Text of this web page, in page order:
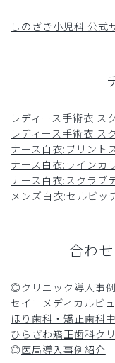
しのざき小児科 公式
レディース手術衣:ス
レディース手術衣:ス
ナース白衣:プリント
ナース白衣:ラインカ
ナース白衣:スクラブ
メンズ白衣:セルビッ
合わ
◎クリニック導入事
セイコメディカルビ
ほり歯科・矯正歯科
ひらざわ矯正歯科ク
◎医局導入事例紹介